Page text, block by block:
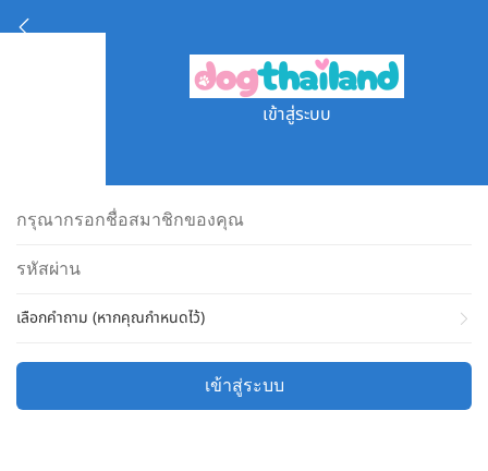
เข้าสู่ระบบ
เลือกคำถาม (หากคุณกำหนดไว้)
เข้าสู่ระบบ